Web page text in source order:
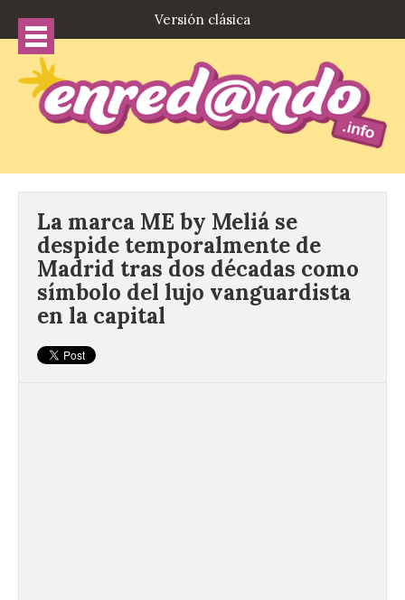
Versión clásica
La marca ME by Meliá se
despide temporalmente de
Madrid tras dos décadas como
símbolo del lujo vanguardista
en la capital